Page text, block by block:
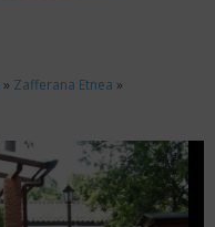
» Zafferana Etnea »